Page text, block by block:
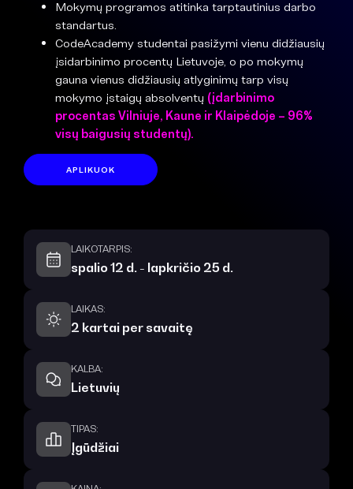
Mokymų programos atitinka tarptautinius darbo
standartus.
CodeAcademy studentai pasižymi vienu didžiausių
įsidarbinimo procentų Lietuvoje, o po mokymų
gauna vienus didžiausių atlyginimų tarp visų
mokymo įstaigų absolventų (įdarbinimo
procentas Vilniuje, Kaune ir Klaipėdoje – 96%
visų baigusių studentų).
APLIKUOK
LAIKOTARPIS:
spalio 12 d. - lapkričio 25 d.
LAIKAS:
2 kartai per savaitę
KALBA:
Lietuvių
TIPAS:
Įgūdžiai